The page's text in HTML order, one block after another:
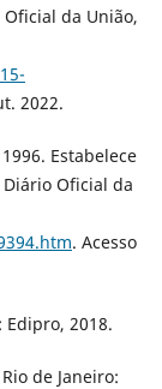
da União,
2022.
Estabelece
Oficial da
. Acesso
Edipro, 2018.
de Janeiro: